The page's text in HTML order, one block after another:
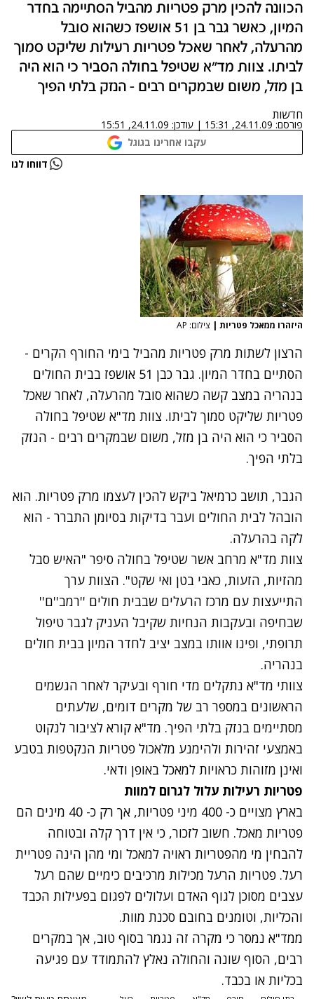
הכוונה להכין מרק פטריות מהביל הסתיימה בחדר
המיון, כאשר גבר בן 51 אושפז כשהוא סובל
מהרעלה, לאחר שאכל פטריות רעילות שליקט סמוך
לביתו. צוות מד"א שטיפל בחולה הסביר כי הוא היה
בן מזל, משום שבמקרים רבים - הנזק בלתי הפיך
חדשות
פורסם: 24.11.09, 15:31
| עודכן: 24.11.09, 15:51
עקבו אחרינו בגוגל
דווחו לנו
היזהרו ממאכל פטריות | צילום: AP
הרצון לשתות מרק פטריות מהביל בימי החורף הקרים -
הסתיים בחדר המיון. גבר כבן 51 אושפז בבית החולים
בנהריה במצב קשה כשהוא סובל מהרעלה, לאחר שאכל
פטריות שליקט סמוך לביתו. צוות מד"א שטיפל בחולה
הסביר כי הוא היה בן מזל, משום שבמקרים רבים - הנזק
בלתי הפיך.
הגבר, תושב כרמיאל ביקש להכין לעצמו מרק פטריות. הוא
הובהל לבית החולים ועבר בדיקות בסיומן התברר - הוא
לקה בהרעלה.
צוות מד"א מרחב אשר שטיפל בחולה סיפר "האיש סבל
מהזיות, הזעות, כאבי בטן ואי שקט". הצוות ערך
התייעצות עם מרכז הרעלים שבבית חולים ''רמב''ם''
שבחיפה ובעקבות הנחיות שקיבל העניק לגבר טיפול
תרופתי, ופינו אוותו במצב יציב לחדר המיון בבית חולים
בנהריה.
צוותי מד"א נתקלים מדי חורף ובעיקר לאחר הגשמים
הראשונים במספר רב של מקרים דומים, שלעתים
מסתיימים בנזק בלתי הפיך. מד"א קורא לציבור לנקוט
באמצעי זהירות ולהימנע מלאכול פטריות הנקטפות בטבע
ואינן מזוהות כראויות למאכל באופן ודאי.
פטריות רעילות עלול לגרום למוות
בארץ מצויים כ- 400 מיני פטריות, אך רק כ- 40 מינים הם
פטריות מאכל. חשוב לזכור, כי אין דרך קלה ובטוחה
להבחין מי מהפטריות ראויה למאכל ומי מהן הינה פטריית
רעל. פטריות הרעל מכילות מרכיבים כימיים שהם רעל
עצבים מסוכן לגוף האדם ועלולים לפגום בפעילות הכבד
והכליות, וטומנים בחובם סכנת מוות.
ממד"א נמסר כי מקרה זה נגמר בסוף טוב, אך במקרים
רבים, הסוף שונה והחולה נאלץ להתמודד עם פגיעה
בכליות או בכבד.